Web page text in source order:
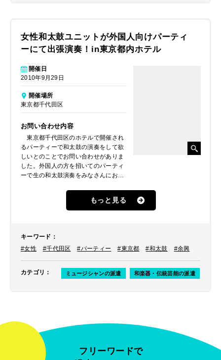
女性和太鼓ユニットが外国人向けパーティ
ーにて出張演奏！in東京都内ホテル
開催日
2010年9月29日
開催場所
東京都千代田区
お問い合わせ内容
東京都千代田区のホテルで開催され
るパーティーで和太鼓の演奏をして欲
しいとのことでお問い合わせがありま
した。外国人の方を招いてのパーティ
ーで生の和太鼓演奏をみなさんにお届
もっと見る
キーワード ：
#女性
#千代田区 #パーティー #東京都 #和太鼓 #余興
カテゴリ ： ミュージシャンの派遣 和楽器・伝統芸能の派遣
フリーワードで